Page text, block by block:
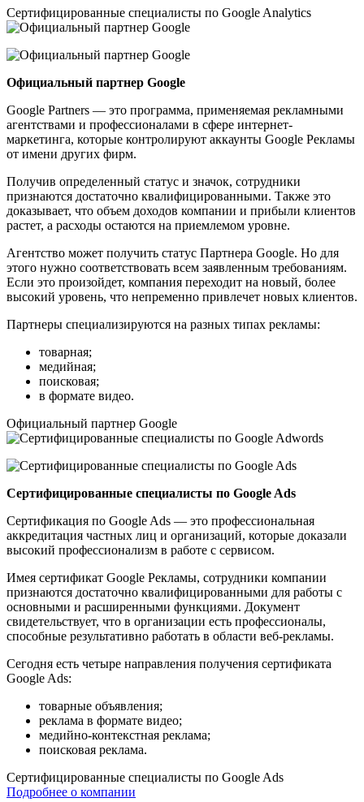
Сертифицированные специалисты по Google Analytics
Официальный партнер Google
Google Partners — это программа, применяемая рекламными
агентствами и профессионалами в сфере интернет-
маркетинга, которые контролируют аккаунты Google Рекламы
от имени других фирм.
Получив определенный статус и значок, сотрудники
признаются достаточно квалифицированными. Также это
доказывает, что объем доходов компании и прибыли клиентов
растет, а расходы остаются на приемлемом уровне.
Агентство может получить статус Партнера Google. Но для
этого нужно соответствовать всем заявленным требованиям.
Если это произойдет, компания переходит на новый, более
высокий уровень, что непременно привлечет новых клиентов.
Партнеры специализируются на разных типах рекламы:
товарная;
медийная;
поисковая;
в формате видео.
Официальный партнер Google
Сертифицированные специалисты по Google Ads
Сертификация по Google Ads — это профессиональная
аккредитация частных лиц и организаций, которые доказали
высокий профессионализм в работе с сервисом.
Имея сертификат Google Рекламы, сотрудники компании
признаются достаточно квалифицированными для работы с
основными и расширенными функциями. Документ
свидетельствует, что в организации есть профессионалы,
способные результативно работать в области веб-рекламы.
Сегодня есть четыре направления получения сертификата
Google Ads:
товарные объявления;
реклама в формате видео;
медийно-контекстная реклама;
поисковая реклама.
Сертифицированные специалисты по Google Ads
Подробнее о компании